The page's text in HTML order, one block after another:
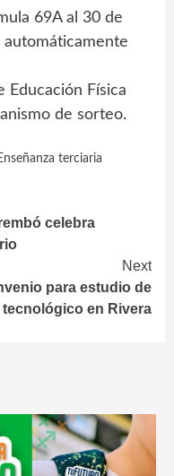
69A al 30 de
Educación Física
de sorteo.
terciaria
celebra
Next
para estudio de
en Rivera